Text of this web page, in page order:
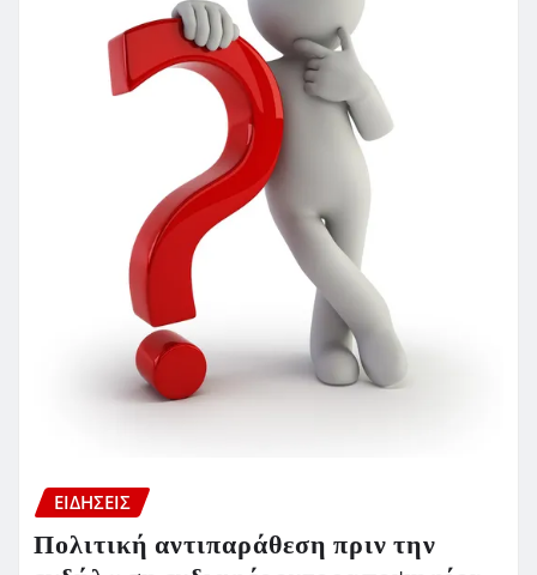
ΕΙΔΗΣΕΙΣ
Πολιτική αντιπαράθεση πριν την